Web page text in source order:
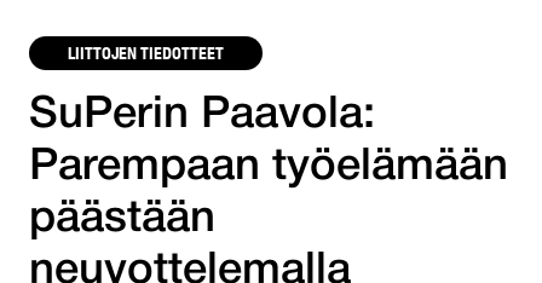
LIITTOJEN TIEDOTTEET
SuPerin Paavola:
Parempaan työelämään
päästään
neuvottelemalla